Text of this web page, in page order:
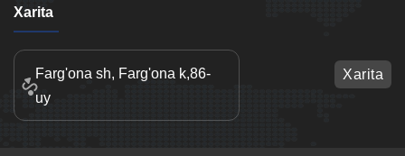
Xarita
Farg'ona sh, Farg'ona k,86-
uy
Xarita